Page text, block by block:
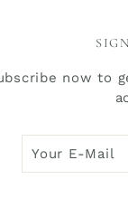
now to